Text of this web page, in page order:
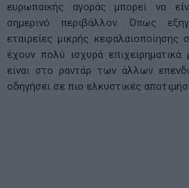
ευρωπαϊκής αγοράς μπορεί να
σημερινό περιβάλλον. Όπως
εταιρείες μικρής
έχουν πολύ ισχυρά
είναι στο ραντάρ των άλλων
οδηγήσει σε πιο ελκυστικές